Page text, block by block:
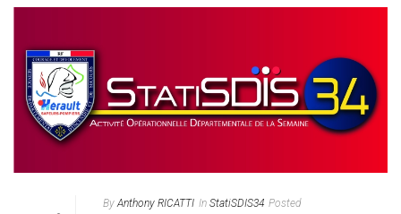
By Anthony RICATTI In StatiSDIS34 Posted